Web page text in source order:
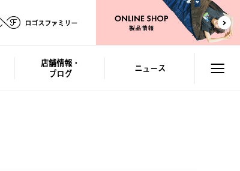
ロゴスファミリー
店舗情報・
ブログ
ニュース